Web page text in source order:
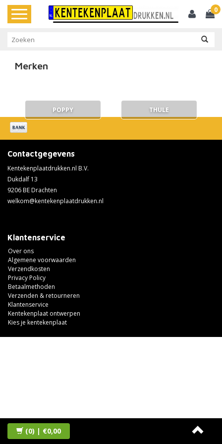
Toggle
navigation
0
Merken
POPPY THULE
Contactgegevens
Kentekenplaatdrukken.nl B.V.
Dukdalf 13
9206 BE Drachten
welkom@kentekenplaatdrukken.nl
Klantenservice
Over ons
Algemene voorwaarden
Verzendkosten
Privacy Policy
Betaalmethoden
Verzenden & retourneren
Klantenservice
Kentekenplaat ontwerpen
Kies je kentekenplaat
(0) | €0,00